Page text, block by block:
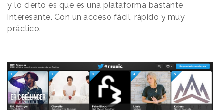
y lo cierto es que es una plataforma bastante
interesante. Con un acceso fácil, rápido y muy
práctico.